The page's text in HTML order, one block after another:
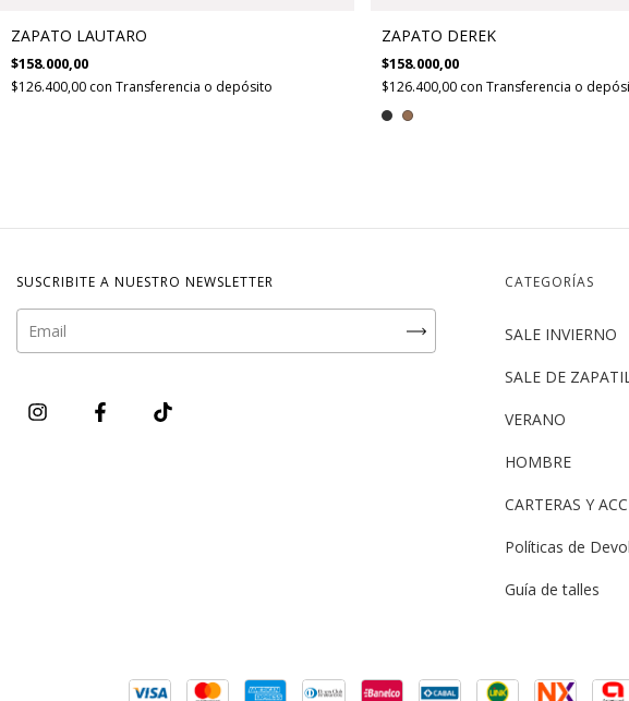
ZAPATO LAUTARO
$158.000,00
$126.400,00 con Transferencia o depósito
ZAPATO DEREK
$158.000,00
$126.400,00 con Transferencia o
SUSCRIBITE A NUESTRO NEWSLETTER CATEGORÍAS
SALE INVIERNO
SALE DE
VERANO
HOMBRE
CARTERAS Y
Políticas de
Guía de talles